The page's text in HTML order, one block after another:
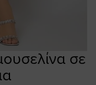
σε